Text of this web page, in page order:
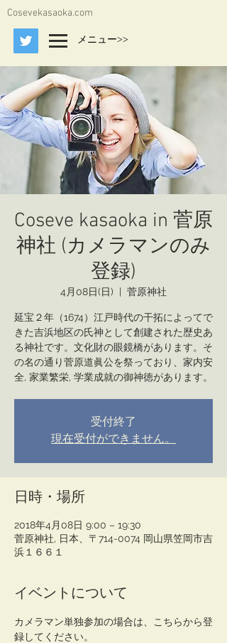
Cosevekasaoka.com
メニュー>>
Coseve kasaoka in 菅原
神社 (カメラマンのみ
登録)
4月08日(日) 菅原神社
延宝２年（1674）江戸時代の干拓によってで
きた吉浜地区の氏神として創建された歴史あ
る神社です。文化財の眼鏡橋があります。そ
の名の通り菅原道眞公を祭っており、家内安
全, 家業繁栄, 学業成就の御神徳があります。
受付終了
現在受付ができません。
日時・場所
2018年4月08日 9:00 – 19:30
菅原神社, 日本、〒714-0074 岡山県笠岡市吉
浜１６６１
イベントについて
カメラマン単独参加の場合は、こちらから登
録してください。